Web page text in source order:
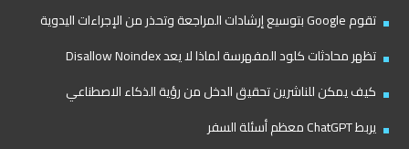
تقوم Google بتوسيع إرشادات المراجعة وتحذر من الإجراءات اليدوية
تظهر محادثات كلود المفهرسة لماذا لا يعد Disallow Noindex
كيف يمكن للناشرين تحقيق الدخل من رؤية الذكاء الاصطناعي
يربط ChatGPT معظم أسئلة السفر